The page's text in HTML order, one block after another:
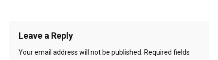
Leave a Reply
Your email address will not be published. Required fields